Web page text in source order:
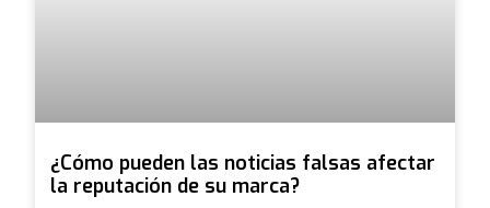
¿Cómo pueden las noticias falsas afectar
la reputación de su marca?